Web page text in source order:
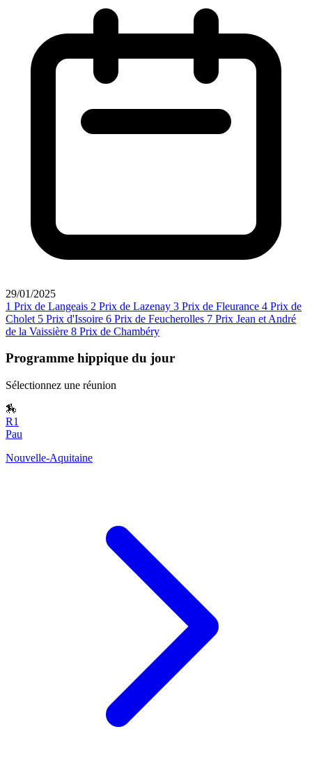
29/01/2025
1 Prix de Langeais 2 Prix de Lazenay 3 Prix de Fleurance 4 Prix de
Cholet 5 Prix d'Issoire 6 Prix de Feucherolles 7 Prix Jean et André
de la Vaissière 8 Prix de Chambéry
Programme hippique du jour
Sélectionnez une réunion
🏇
R1
Pau
Nouvelle-Aquitaine